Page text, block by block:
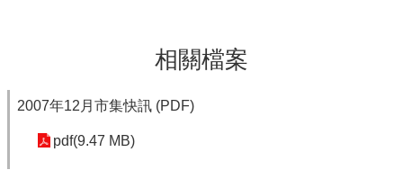
相關檔案
2007年12月市集快訊 (PDF)
pdf(9.47 MB)